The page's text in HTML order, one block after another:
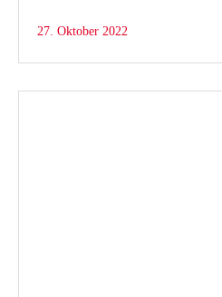
27. Oktober 2022